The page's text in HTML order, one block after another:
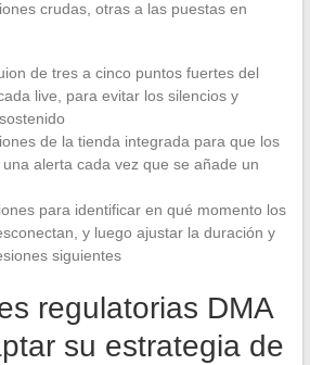
crudas, otras a las puestas en
de tres a cinco puntos fuertes del
live, para evitar los silencios y
de la tienda integrada para que los
alerta cada vez que se añade un
para identificar en qué momento los
y luego ajustar la duración y
siguientes
regulatorias DMA
su estrategia de